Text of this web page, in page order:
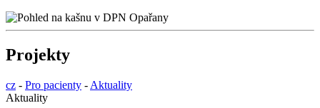
Projekty
cz - Pro pacienty - Aktuality
Aktuality